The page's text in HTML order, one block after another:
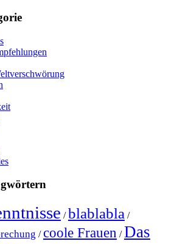
/blablabla /
/coole Frauen /Das